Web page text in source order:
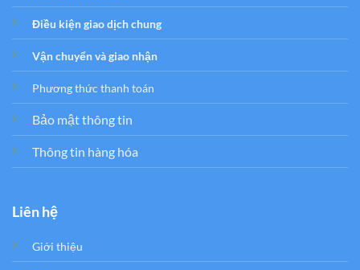
Điều kiện giao dịch chung
Vận chuyển và giao nhận
Phương thức thanh toán
Bảo mật thông tin
Thông tin hàng hóa
Liên hệ
Giới thiệu